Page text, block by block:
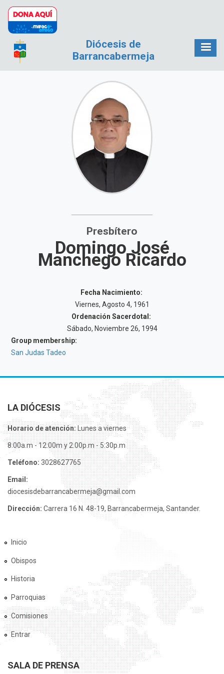
Pasar al contenido principal
Diócesis de
Barrancabermeja
Presbítero
Domingo José
Manchego Ricardo
Fecha Nacimiento:
Viernes, Agosto 4, 1961
Ordenación Sacerdotal:
Sábado, Noviembre 26, 1994
Group membership:
San Judas Tadeo
LA DIÓCESIS
Horario de atención:Lunes a viernes
8:00a.m - 12:00m y 2:00p.m - 5:30p.m
Teléfono: 3028627765
Email:
diocesisdebarrancabermeja@gmail.com
Dirección: Carrera 16 N. 48-19, Barrancabermeja, Santander.
Inicio
Obispos
Historia
Parroquias
Comisiones
Entrar
SALA DE PRENSA